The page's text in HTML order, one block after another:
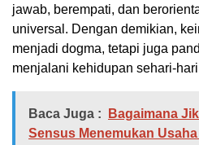
jawab, berempati, dan
universal. Dengan demikian,
menjadi dogma, tetapi juga
menjalani kehidupan sehari-
Baca Juga :
Bagaimana
Sensus Menemukan